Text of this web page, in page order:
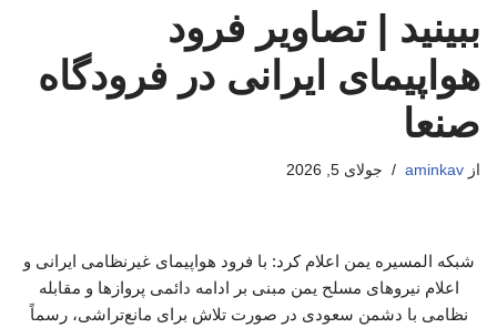
ببینید | تصاویر فرود
هواپیمای ایرانی در فرودگاه
صنعا
از aminkav جولای 5, 2026
شبکه المسیره یمن اعلام کرد: با فرود هواپیمای غیرنظامی ایرانی و
اعلام نیروهای مسلح یمن مبنی بر ادامه دائمی پروازها و مقابله
نظامی با دشمن سعودی در صورت تلاش برای مانع‌تراشی، رسماً